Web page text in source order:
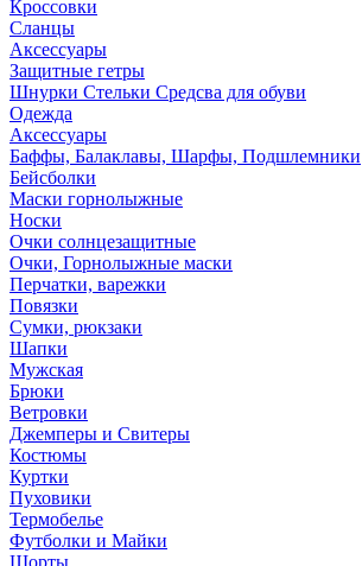
Кроссовки
Сланцы
Аксессуары
Защитные гетры
Шнурки Стельки Средсва для обуви
Одежда
Аксессуары
Баффы, Балаклавы, Шарфы, Подшлемники
Бейсболки
Маски горнолыжные
Носки
Очки солнцезащитные
Очки, Горнолыжные маски
Перчатки, варежки
Повязки
Сумки, рюкзаки
Шапки
Мужская
Брюки
Ветровки
Джемперы и Свитеры
Костюмы
Куртки
Пуховики
Термобелье
Футболки и Майки
Шорты